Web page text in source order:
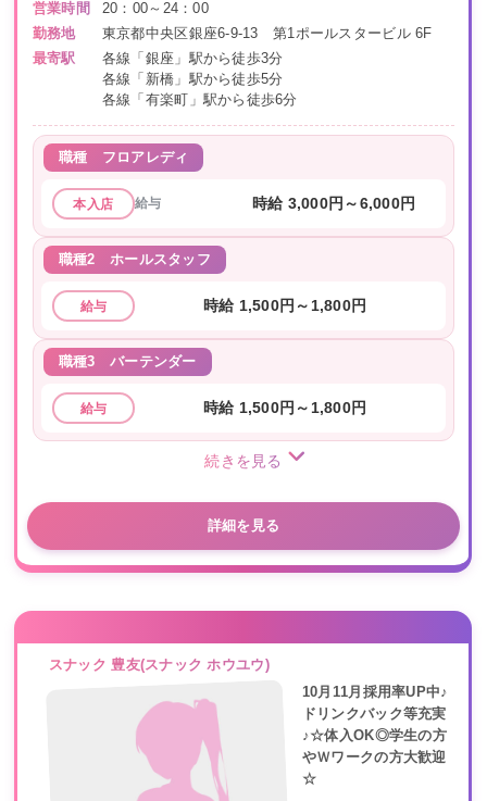
営業時間
20：00～24：00
勤務地
東京都中央区銀座6-9-13 第1ポールスタービル 6F
最寄駅
各線「銀座」駅から徒歩3分
各線「新橋」駅から徒歩5分
各線「有楽町」駅から徒歩6分
職種 フロアレディ
本入店 給与 時給 3,000円～6,000円
職種2 ホールスタッフ
給与 時給 1,500円～1,800円
職種3 バーテンダー
給与 時給 1,500円～1,800円
続きを見る
詳細を見る
スナック 豊友(スナック ホウユウ)
10月11月採用率UP中♪
ドリンクバック等充実
♪☆体入OK◎学生の方
やＷワークの方大歓迎
☆